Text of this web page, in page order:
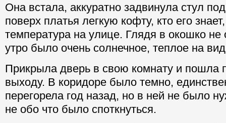
Она встала, аккуратно задвинула стул
поверх платья легкую кофту, кто его
температура на улице. Глядя в окошко
утро было очень солнечное, теплое на
Прикрыла дверь в свою комнату и пошла
выходу. В коридоре было темно,
перегорела год назад, но в ней не было
не обо что было споткнуться.